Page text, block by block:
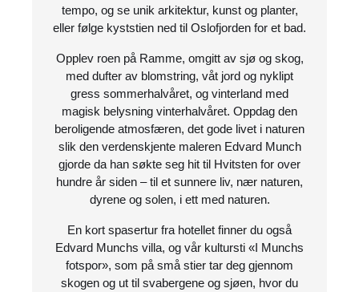
tempo, og se unik arkitektur, kunst og planter,
eller følge kyststien ned til Oslofjorden for et bad.
Opplev roen på Ramme, omgitt av sjø og skog,
med dufter av blomstring, våt jord og nyklipt
gress sommerhalvåret, og vinterland med
magisk belysning vinterhalvåret. Oppdag den
beroligende atmosfæren, det gode livet i naturen
slik den verdenskjente maleren Edvard Munch
gjorde da han søkte seg hit til Hvitsten for over
hundre år siden – til et sunnere liv, nær naturen,
dyrene og solen, i ett med naturen.
En kort spasertur fra hotellet finner du også
Edvard Munchs villa, og vår kultursti «I Munchs
fotspor», som på små stier tar deg gjennom
skogen og ut til svabergene og sjøen, hvor du